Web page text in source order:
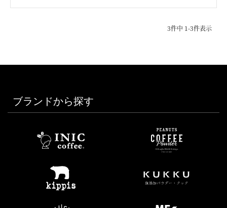
3件中 1-3件表示
ブランドから探す